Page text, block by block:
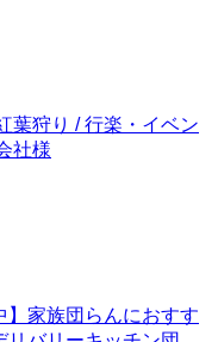
葉狩り / 行楽・イベン
社様
】家族団らんにおすす